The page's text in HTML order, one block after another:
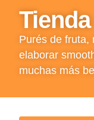
Purés de fruta,
elaborar
muchas más